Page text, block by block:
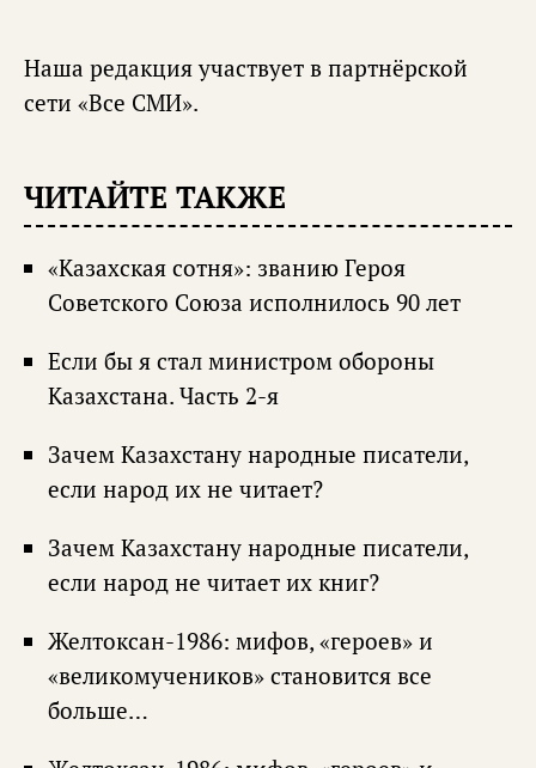
Наша редакция участвует в партнёрской
сети «Все СМИ».
ЧИТАЙТЕ ТАКЖЕ
«Казахская сотня»: званию Героя
Советского Союза исполнилось 90 лет
Если бы я стал министром обороны
Казахстана. Часть 2-я
Зачем Казахстану народные писатели,
если народ их не читает?
Зачем Казахстану народные писатели,
если народ не читает их книг?
Желтоксан-1986: мифов, «героев» и
«великомучеников» становится все
больше…